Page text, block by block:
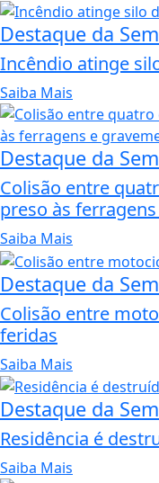
Destaque da
Incêndio atinge
Saiba Mais
Destaque da
Colisão entre
preso às ferragens
Saiba Mais
Destaque da
Colisão entre
feridas
Saiba Mais
Destaque da
Residência é
Saiba Mais